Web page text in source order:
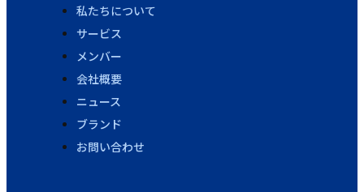
私たちについて
サービス
メンバー
会社概要
ニュース
ブランド
お問い合わせ